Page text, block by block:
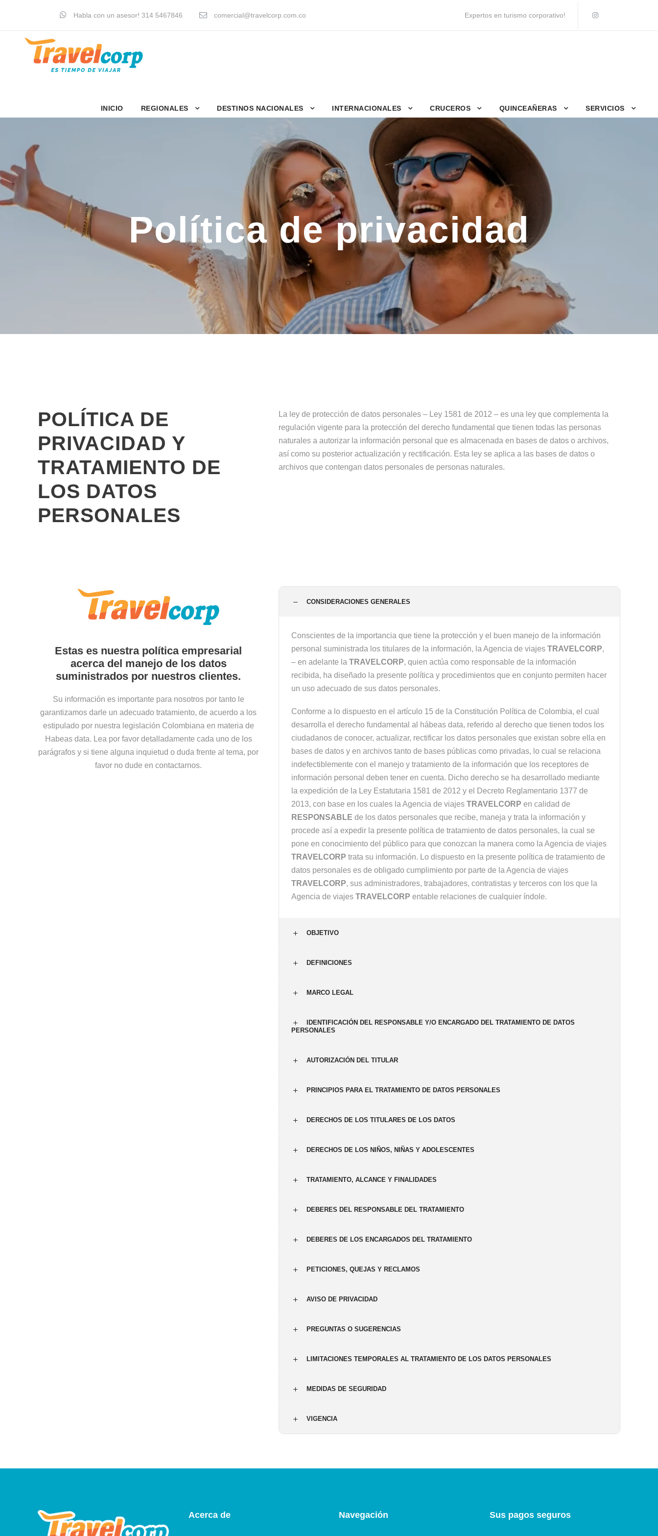
Habla con un asesor! 314 5467846 comercial@travelcorp.com.co Expertos en turismo corporativo!
INICIO REGIONALES DESTINOS NACIONALES INTERNACIONALES CRUCEROS QUINCEAÑERAS SERVICIOS
Política de privacidad
POLÍTICA DE
PRIVACIDAD Y
TRATAMIENTO DE
LOS DATOS
PERSONALES
La ley de protección de datos personales – Ley 1581 de 2012 – es una ley que complementa la
regulación vigente para la protección del derecho fundamental que tienen todas las personas
naturales a autorizar la información personal que es almacenada en bases de datos o archivos,
así como su posterior actualización y rectificación. Esta ley se aplica a las bases de datos o
archivos que contengan datos personales de personas naturales.
Estas es nuestra política empresarial
acerca del manejo de los datos
suministrados por nuestros clientes.
Su información es importante para nosotros por tanto le
garantizamos darle un adecuado tratamiento, de acuerdo a los
estipulado por nuestra legislación Colombiana en materia de
Habeas data. Lea por favor detalladamente cada uno de los
parágrafos y si tiene alguna inquietud o duda frente al tema, por
favor no dude en contactarnos.
CONSIDERACIONES GENERALES
Conscientes de la importancia que tiene la protección y el buen manejo de la información
personal suministrada los titulares de la información, la Agencia de viajes TRAVELCORP,
– en adelante la TRAVELCORP, quien actúa como responsable de la información
recibida, ha diseñado la presente política y procedimientos que en conjunto permiten hacer
un uso adecuado de sus datos personales.
Conforme a lo dispuesto en el artículo 15 de la Constitución Política de Colombia, el cual
desarrolla el derecho fundamental al hábeas data, referido al derecho que tienen todos los
ciudadanos de conocer, actualizar, rectificar los datos personales que existan sobre ella en
bases de datos y en archivos tanto de bases públicas como privadas, lo cual se relaciona
indefectiblemente con el manejo y tratamiento de la información que los receptores de
información personal deben tener en cuenta. Dicho derecho se ha desarrollado mediante
la expedición de la Ley Estatutaria 1581 de 2012 y el Decreto Reglamentario 1377 de
2013, con base en los cuales la Agencia de viajes TRAVELCORP en calidad de
RESPONSABLE de los datos personales que recibe, maneja y trata la información y
procede así a expedir la presente política de tratamiento de datos personales, la cual se
pone en conocimiento del público para que conozcan la manera como la Agencia de viajes
TRAVELCORP trata su información. Lo dispuesto en la presente política de tratamiento de
datos personales es de obligado cumplimiento por parte de la Agencia de viajes
TRAVELCORP, sus administradores, trabajadores, contratistas y terceros con los que la
Agencia de viajes TRAVELCORP entable relaciones de cualquier índole.
OBJETIVO
DEFINICIONES
MARCO LEGAL
IDENTIFICACIÓN DEL RESPONSABLE Y/O ENCARGADO DEL TRATAMIENTO DE DATOS
PERSONALES
AUTORIZACIÓN DEL TITULAR
PRINCIPIOS PARA EL TRATAMIENTO DE DATOS PERSONALES
DERECHOS DE LOS TITULARES DE LOS DATOS
DERECHOS DE LOS NIÑOS, NIÑAS Y ADOLESCENTES
TRATAMIENTO, ALCANCE Y FINALIDADES
DEBERES DEL RESPONSABLE DEL TRATAMIENTO
DEBERES DE LOS ENCARGADOS DEL TRATAMIENTO
PETICIONES, QUEJAS Y RECLAMOS
AVISO DE PRIVACIDAD
PREGUNTAS O SUGERENCIAS
LIMITACIONES TEMPORALES AL TRATAMIENTO DE LOS DATOS PERSONALES
MEDIDAS DE SEGURIDAD
VIGENCIA
Acerca de Navegación Sus pagos seguros